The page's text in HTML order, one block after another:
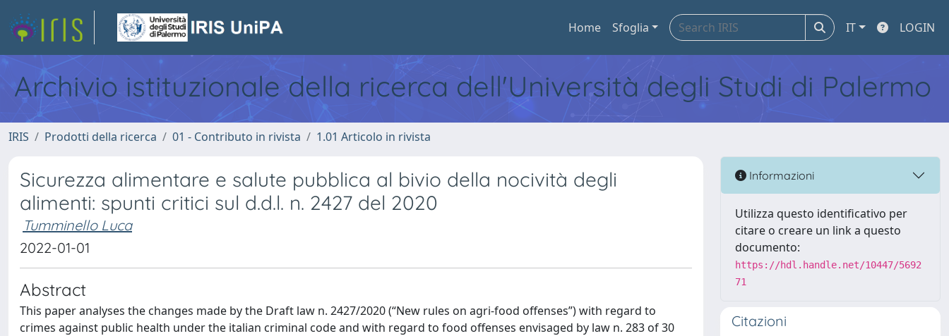
Home Sfoglia IT LOGIN
Archivio istituzionale della ricerca dell'Università degli Studi di Palermo
IRIS Prodotti della ricerca 01 - Contributo in rivista 1.01 Articolo in rivista
Sicurezza alimentare e salute pubblica al bivio della nocività degli
alimenti: spunti critici sul d.d.l. n. 2427 del 2020
Tumminello Luca
2022-01-01
Abstract
This paper analyses the changes made by the Draft law n. 2427/2020 (“New rules on agri-food offenses”) with regard to
crimes against public health under the italian criminal code and with regard to food offenses envisaged by law n. 283 of 30
Informazioni
Utilizza questo identificativo per
citare o creare un link a questo
documento:
https://hdl.handle.net/10447/5692
71
Citazioni